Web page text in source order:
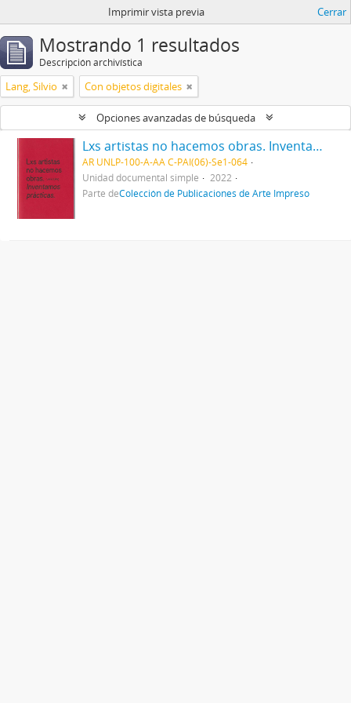
Imprimir vista previa Cerrar
Mostrando 1 resultados
Descripción archivística
Lang, Silvio Con objetos digitales
Opciones avanzadas de búsqueda
Lxs artistas no hacemos obras. Inventamos prácticas
AR UNLP-100-A-AA C-PAI(06)-Se1-064
Unidad documental simple
2022
Parte deColección de Publicaciones de Arte Impreso